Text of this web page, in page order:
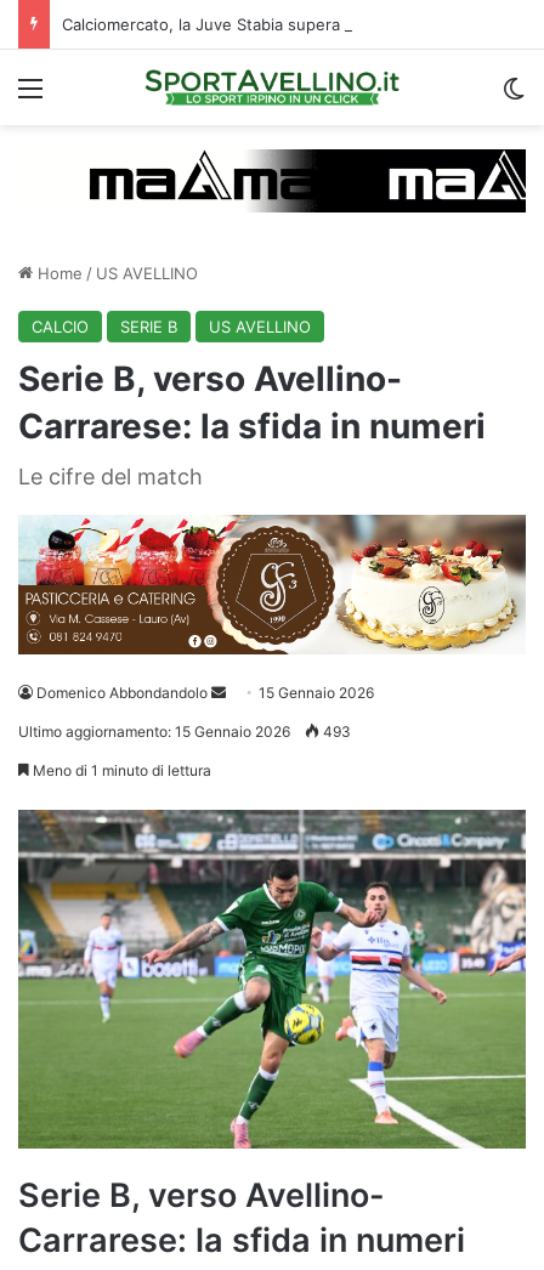
Menu
Home / US AVELLINO
CALCIO SERIE B US AVELLINO
Serie B, verso Avellino-
Carrarese: la sfida in numeri
Le cifre del match
Domenico Abbondandolo
Invia 15 Gennaio 2026
Ultimo aggiornamento: 15 Gennaio 2026 493
Meno di 1 minuto di lettura
Serie B, verso Avellino-
Carrarese: la sfida in numeri